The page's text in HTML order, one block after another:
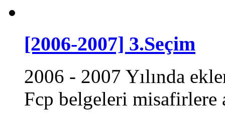
[2006-2007] 3.Seçim
2006 - 2007 Yılında
Fcp belgeleri misafirlere